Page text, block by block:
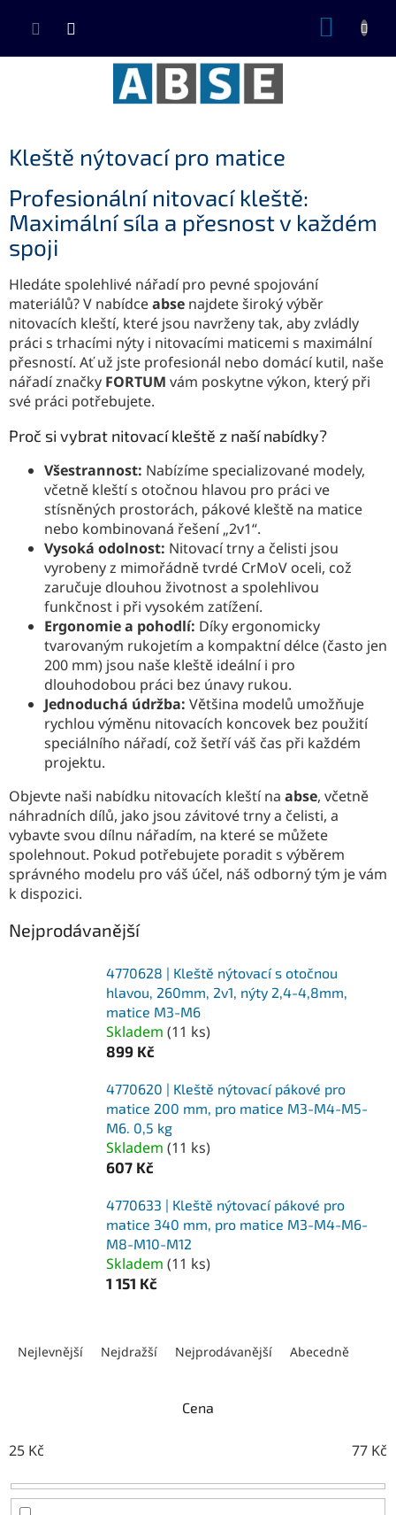
Kleště nýtovací pro matice
Profesionální nitovací kleště:
Maximální síla a přesnost v každém
spoji
Hledáte spolehlivé nářadí pro pevné spojování
materiálů? V nabídceabse najdete široký výběr
nitovacích kleští, které jsou navrženy tak, aby zvládly
práci s trhacími nýty i nitovacími maticemi s maximální
přesností. Ať už jste profesionál nebo domácí kutil, naše
nářadí značky FORTUM vám poskytne výkon, který při
své práci potřebujete.
Proč si vybrat nitovací kleště z naší nabídky?
Všestrannost: Nabízíme specializované modely,
včetně kleští s otočnou hlavou pro práci ve
stísněných prostorách, pákové kleště na matice
nebo kombinovaná řešení „2v1“.
Vysoká odolnost: Nitovací trny a čelisti jsou
vyrobeny z mimořádně tvrdé CrMoV oceli, což
zaručuje dlouhou životnost a spolehlivou
funkčnost i při vysokém zatížení.
Ergonomie a pohodlí: Díky ergonomicky
tvarovaným rukojetím a kompaktní délce (často jen
200 mm) jsou naše kleště ideální i pro
dlouhodobou práci bez únavy rukou.
Jednoduchá údržba: Většina modelů umožňuje
rychlou výměnu nitovacích koncovek bez použití
speciálního nářadí, což šetří váš čas při každém
projektu.
Objevte naši nabídku nitovacích kleští na abse, včetně
náhradních dílů, jako jsou závitové trny a čelisti, a
vybavte svou dílnu nářadím, na které se můžete
spolehnout. Pokud potřebujete poradit s výběrem
správného modelu pro váš účel, náš odborný tým je vám
k dispozici.
Nejprodávanější
4770628 | Kleště nýtovací s otočnou
hlavou, 260mm, 2v1, nýty 2,4-4,8mm,
matice M3-M6
Skladem (11 ks)
899 Kč
4770620 | Kleště nýtovací pákové pro
matice 200 mm, pro matice M3-M4-M5-
M6. 0,5 kg
Skladem (11 ks)
607 Kč
4770633 | Kleště nýtovací pákové pro
matice 340 mm, pro matice M3-M4-M6-
M8-M10-M12
Skladem (11 ks)
1 151 Kč
p
o
d
Nejlevnější Nejdražší Nejprodávanější Abecedně
Cena
25 Kč 77 Kč